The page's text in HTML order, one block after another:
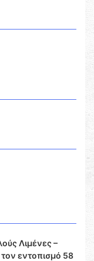
Λιμένες –
εντοπισμό 58